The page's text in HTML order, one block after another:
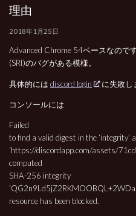
理由
2018年1月25日
Advanced Chrome 54ベースなので
(SRI)のバグがある模様。
具体的には discord login に失敗し
コンソールには
Failed
to find a valid digest in the ‘integrity’
‘https://discordapp.com/assets/
computed
SHA-256 integrity
resource has been blocked.